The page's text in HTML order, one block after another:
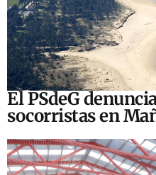
El PSdeG
socorristas en